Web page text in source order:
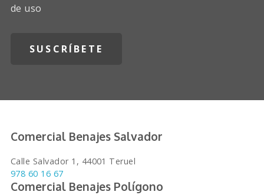
de uso
Comercial Benajes Salvador
Calle Salvador 1, 44001 Teruel
978 60 16 67
Comercial Benajes Polígono